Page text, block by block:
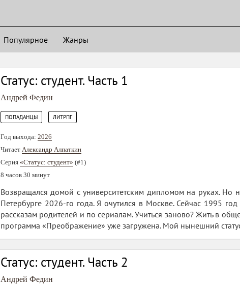
Популярное Жанры
Статус: студент. Часть 1
Андрей Федин
ПОПАДАНЦЫ ЛИТРПГ
Год выхода: 2026
Читает Александр Алпаткин
Серия «Статус: студент» (#1)
8 часов 30 минут
Возвращался домой с университетским дипломом на руках. Но
Петербурге 2026-го года. Я очутился в Москве. Сейчас 1995
рассказам родителей и по сериалам. Учиться заново? Жить в
программа «Преображение» уже загружена. Мой нынешний
Статус: студент. Часть 2
Андрей Федин